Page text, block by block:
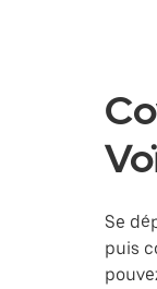
Se
puis